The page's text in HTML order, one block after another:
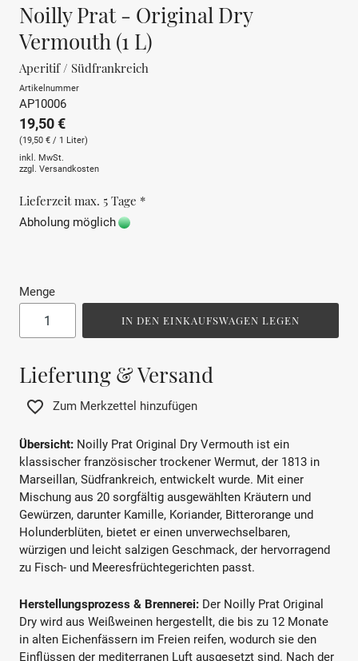
Noilly Prat - Original Dry
Vermouth (1 L)
Aperitif / Südfrankreich
Artikelnummer
AP10006
19,50 €
(19,50 € / 1 Liter)
inkl. MwSt.
zzgl. Versandkosten
Lieferzeit max. 5 Tage *
Abholung möglich
Menge
IN DEN EINKAUFSWAGEN LEGEN
Lieferung & Versand
Zum Merkzettel hinzufügen
Übersicht: Noilly Prat Original Dry Vermouth ist ein
klassischer französischer trockener Wermut, der 1813 in
Marseillan, Südfrankreich, entwickelt wurde. Mit einer
Mischung aus 20 sorgfältig ausgewählten Kräutern und
Gewürzen, darunter Kamille, Koriander, Bitterorange und
Holunderblüten, bietet er einen unverwechselbaren,
würzigen und leicht salzigen Geschmack, der hervorragend
zu Fisch- und Meeresfrüchtegerichten passt.
Herstellungsprozess & Brennerei: Der Noilly Prat Original
Dry wird aus Weißweinen hergestellt, die bis zu 12 Monate
in alten Eichenfässern im Freien reifen, wodurch sie den
Einflüssen der mediterranen Luft ausgesetzt sind. Nach der